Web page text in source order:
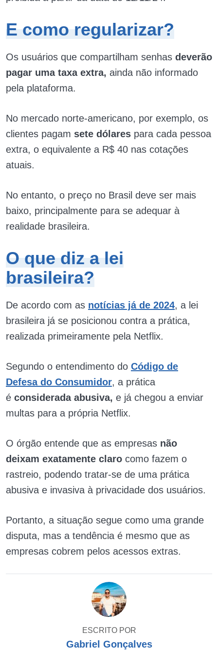
E como regularizar?
Os usuários que compartilham senhas deverão
pagar uma taxa extra, ainda não informado
pela plataforma.
No mercado norte-americano, por exemplo, os
clientes pagam sete dólares para cada pessoa
extra, o equivalente a R$ 40 nas cotações
atuais.
No entanto, o preço no Brasil deve ser mais
baixo, principalmente para se adequar à
realidade brasileira.
O que diz a lei
brasileira?
De acordo com as notícias já de 2024, a lei
brasileira já se posicionou contra a prática,
realizada primeiramente pela Netflix.
Segundo o entendimento do Código de
Defesa do Consumidor, a prática
é considerada abusiva, e já chegou a enviar
multas para a própria Netflix.
O órgão entende que as empresas não
deixam exatamente claro como fazem o
rastreio, podendo tratar-se de uma prática
abusiva e invasiva à privacidade dos usuários.
Portanto, a situação segue como uma grande
disputa, mas a tendência é mesmo que as
empresas cobrem pelos acessos extras.
ESCRITO POR
Gabriel Gonçalves